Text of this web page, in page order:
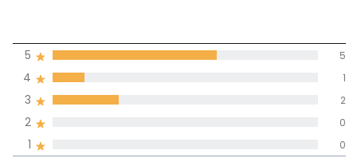
4,4
1 0
2 0
3 2
4 1
5 5